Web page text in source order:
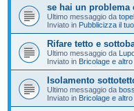
se hai un
Ultimo messaggio da
Inviato in Pubblicizza il
Rifare tetto e
Ultimo messaggio da
Inviato in Bricolage e altro
Isolamento
Ultimo messaggio da
Inviato in Bricolage e altro